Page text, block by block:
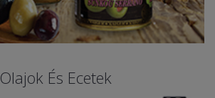
Olajok És Ecetek